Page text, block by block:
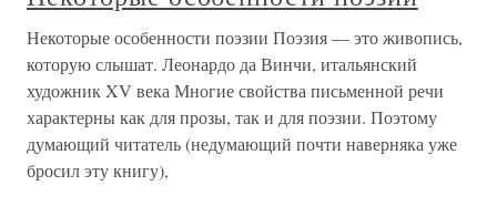
Некоторые особенности поэзии Поэзия — это живопись,
которую слышат. Леонардо да Винчи, итальянский
художник XV века Многие свойства письменной речи
характерны как для прозы, так и для поэзии. Поэтому
думающий читатель (недумающий почти наверняка уже
бросил эту книгу),